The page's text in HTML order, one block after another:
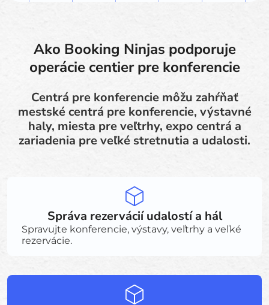
Ako Booking Ninjas podporuje
operácie centier pre konferencie
Centrá pre konferencie môžu zahŕňať
mestské centrá pre konferencie, výstavné
haly, miesta pre veľtrhy, expo centrá a
zariadenia pre veľké stretnutia a udalosti.
Správa rezervácií udalostí a hál
Spravujte konferencie, výstavy, veľtrhy a veľké
rezervácie.